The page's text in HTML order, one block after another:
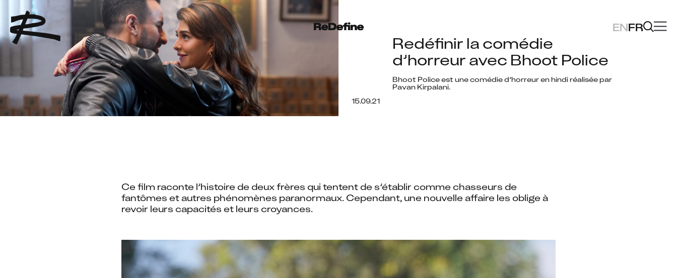
ENFR
15.09.21
Redéfinir la comédie
d’horreur avec Bhoot Police
Bhoot Police est une comédie d’horreur en hindi réalisée par
Pavan Kirpalani.
Ce film raconte l’histoire de deux frères qui tentent de s’établir comme chasseurs de
fantômes et autres phénomènes paranormaux. Cependant, une nouvelle affaire les oblige à
revoir leurs capacités et leurs croyances.